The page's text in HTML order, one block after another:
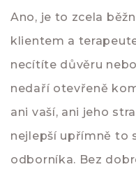
Ano, je to zcela
klientem a
necítíte důvěru
nedaří otevřeně
ani vaší, ani jeho
nejlepší upřímně to
odborníka. Bez